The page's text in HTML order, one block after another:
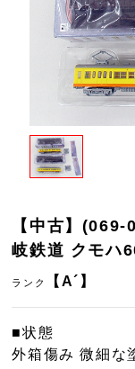
【中古】
岐鉄道 クモハ
ランク 【A´】
■状態
外箱傷み 微細な